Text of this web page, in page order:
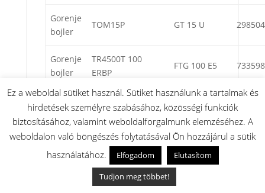
Gorenje
bojler
TOM15P GT 15 U 298504
Gorenje
bojler
TR4500T 100
ERBP
FTG 100 E5 733598
bojler
TG50NG TG 50 N 489853
bojler
AP3/05
ZIP
AQUAPOINT
III
Ez a weboldal sütiket használ. Sütiket használunk a tartalmak és
hirdetések személyre szabásához, közösségi funkciók
biztosításához, valamint weboldalforgalmunk elemzéséhez. A
weboldalon való böngészés folytatásával Ön hozzájárul a sütik
használatához.
Elfogadom
Elutasítom
Tudjon meg többet!